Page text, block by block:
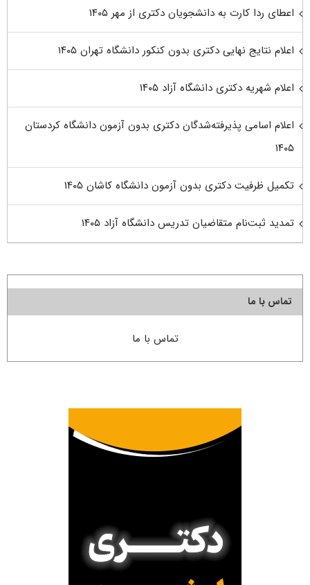
اعطای ردا کارت به دانشجویان دکتری از مهر ۱۴۰۵
اعلام نتایج نهایی دکتری بدون کنکور دانشگاه تهران ۱۴۰۵
اعلام شهریه دکتری دانشگاه آزاد ۱۴۰۵
اعلام اسامی پذیرفته‌شدگان دکتری بدون آزمون دانشگاه کردستان
۱۴۰۵
تکمیل ظرفیت دکتری بدون آزمون دانشگاه کاشان ۱۴۰۵
تمدید ثبت‌نام متقاضیان تدریس دانشگاه آزاد ۱۴۰۵
تماس با ما
تماس با ما